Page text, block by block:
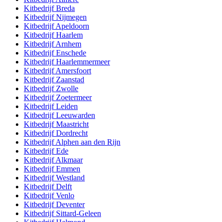
KitbedrijfBreda
KitbedrijfNijmegen
KitbedrijfApeldoorn
KitbedrijfHaarlem
KitbedrijfArnhem
KitbedrijfEnschede
KitbedrijfHaarlemmermeer
KitbedrijfAmersfoort
Kitbedrijf Zaanstad
Kitbedrijf Zwolle
Kitbedrijf Zoetermeer
KitbedrijfLeiden
KitbedrijfLeeuwarden
KitbedrijfMaastricht
KitbedrijfDordrecht
KitbedrijfAlphen aan den Rijn
KitbedrijfEde
KitbedrijfAlkmaar
KitbedrijfEmmen
KitbedrijfWestland
KitbedrijfDelft
KitbedrijfVenlo
KitbedrijfDeventer
Kitbedrijf Sittard-Geleen